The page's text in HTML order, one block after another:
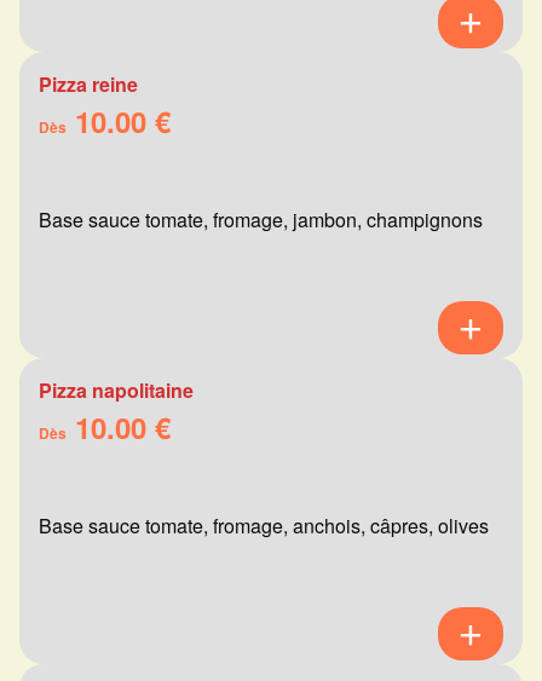
Pizza reine
Dès 10.00 €
Base sauce tomate, fromage, jambon, champignons
Pizza napolitaine
Dès 10.00 €
Base sauce tomate, fromage, anchois, câpres, olives